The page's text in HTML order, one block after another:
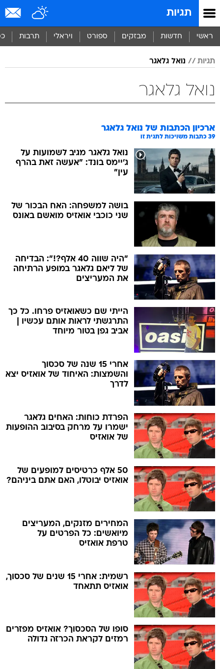
תגיות
ראשי חדשות מבזקים ספורט ויראלי תרבות
תגיות נואל גלאגר
נואל גלאגר
ארכיון הכתבות של נואל גלאגר
39 כתבות משויכות לתגית זו
נואל גלאגר מגיב לשמועות על
ג'יימס בונד: "אעשה זאת בהרף
עין"
בושה למשפחה: האח הבכור של
שני כוכבי אואזיס מואשם באונס
"היה שווה 40 אלף?!": הבדיחה
של ליאם גלאגר במופע הרתיחה
את המעריצים
הייתי שם כשאואזיס פרחו. כל כך
התרגשתי לראות אותם עכשיו |
אביב גפן בטור מיוחד
אחרי 15 שנה של סכסוך
והשמצות: האיחוד של אואזיס יצא
לדרך
הפרדת כוחות: האחים גלאגר
ישמרו על מרחק בסיבוב ההופעות
של אואזיס
50 אלף כרטיסים למופעים של
אואזיס יבוטלו, האם אתם ביניהם?
המחירים מזנקים, המעריצים
מיואשים: כל הפרטים על
טרפת אואזיס
רשמית: אחרי 15 שנים של סכסוך,
אואזיס תתאחד
סופו של הסכסוך? אואזיס מפזרים
רמזים לקראת הכרזה גדולה